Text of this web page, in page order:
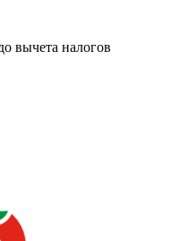
вычета налогов